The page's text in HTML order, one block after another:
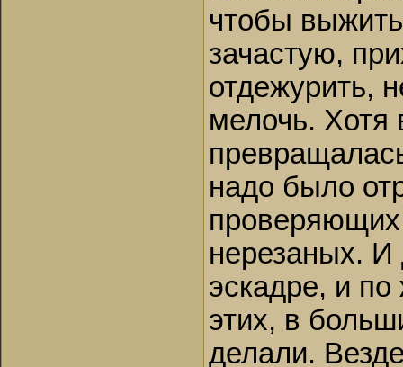
чтобы
зачастую,
отдежурить,
мелочь. Хотя
надо было
проверяющих
нерезаных. И
эскадре, и по
этих, в
делали.